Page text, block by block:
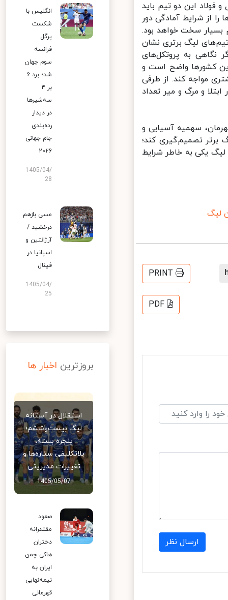
تیم استقلال و فولاد این دو تیم باید
از شرایط آمادگی دور
بسیار سخت خواهد بود.
لیگ برتری نشان
نگاهی به پروتکل‌های
کشورها واضح است و
مواجه کند. از طرفی
و مرگ و میر تعداد
سهمیه آسیایی و
تصمیم‌گیری کند؛
یکی به خاطر شرایط
PRINT
PDF
ارسال نظر
انگلیس با
شکست
پرگل
فرانسه
سوم جهان
شد؛ برد ۶
بر ۴
سه‌شیرها
در دیدار
رده‌بندی
جام جهانی
۲۰۲۶
1405/04/
28
مسی بازهم
درخشید /
آرژانتین و
اسپانیا در
فینال
1405/04/
25
بروزترین اخبار ها
استقلال در آستانه
لیگ بیست‌وششم؛
پنجره بسته،
بلاتکلیفی ستاره‌ها و
تغییرات مدیریتی
1405/05/07
صعود
مقتدرانه
دختران
هاکی چمن
ایران به
نیمه‌نهایی
قهرمانی